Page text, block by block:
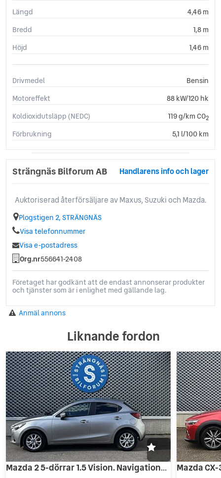
Längd
4,46 m
Bredd
1,8 m
Höjd
1,46 m
Drivmedel
Bensin
Motoreffekt
88 kW/120 hk
Koldioxidutsläpp (NEDC)
119 g/km CO2
Förbrukning 5,1 l/100 km
Strängnäs Bilforum AB Handlarens info och lager
Auktoriserad återförsäljare av Maxus, Suzuki och Mazda.
Plogstigen 2, STRÄNGNÄS
Visa telefonnummer
Visa e-postadress
Org.nr556641-2408
Företaget har godkänt att de endast annonserar produkter
och tjänster som är i enlighet med gällande lag.
Anmäl annons
Liknande fordon
Mazda 2 5-dörrar 1.5 Vision. Navigationsskärm. Ränta 5.99%